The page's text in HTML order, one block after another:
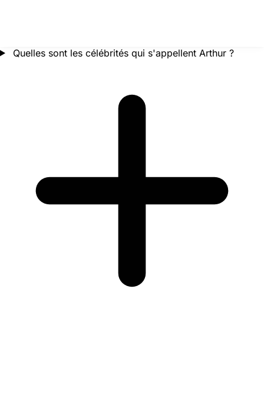
Quelles sont les célébrités qui s'appellent Arthur ?